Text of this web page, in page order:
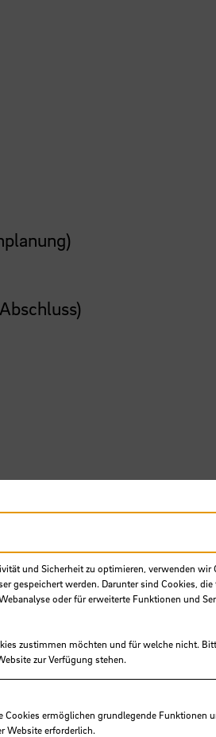
in
HSB)
in
HSB)
und Sicherheit zu optimieren, verwenden wir
gespeichert werden. Darunter sind Cookies,
oder für erweiterte Funktionen und
zustimmen möchten und für welche nicht.
zur Verfügung stehen.
Cookies ermöglichen grundlegende Funktionen
Website erforderlich.